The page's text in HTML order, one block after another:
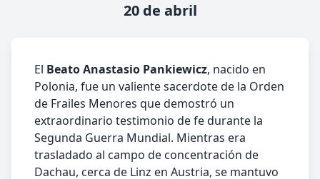
20 de abril
El Beato Anastasio Pankiewicz, nacido en
Polonia, fue un valiente sacerdote de la Orden
de Frailes Menores que demostró un
extraordinario testimonio de fe durante la
Segunda Guerra Mundial. Mientras era
trasladado al campo de concentración de
Dachau, cerca de Linz en Austria, se mantuvo